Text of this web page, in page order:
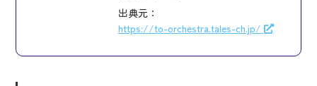
出典元：
https://to-orchestra.tales-ch.jp/